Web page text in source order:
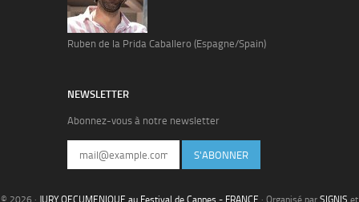
Ruben de la Prida Caballero (Espagne/Spain)
NEWSLETTER
Abonnez-vous à notre newsletter
S'ABONNER